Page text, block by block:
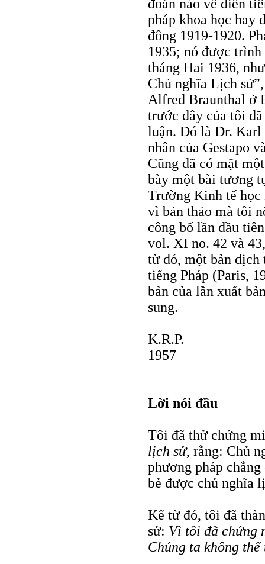
đoán nào về diễn
pháp khoa học hay
đông 1919-1920.
1935; nó được
tháng Hai 1936,
Chủ nghĩa Lịch
Alfred Braunthal ở
trước đây của tôi
luận. Đó là Dr. Karl
nhân của Gestapo
Cũng đã có mặt
bày một bài tương
Trường Kinh tế học
vì bản thảo mà tôi
công bố lần đầu
vol. XI no. 42 và
từ đó, một bản
tiếng Pháp (Paris,
bản của lần xuất
sung.
K.R.P.
1957
Lời nói đầu
Tôi đã thử chứng
lịch sử, rằng: Chủ
phương pháp
bẻ được chủ nghĩa
Kể từ đó, tôi đã
sử: Vì tôi đã chứng
Chúng ta không